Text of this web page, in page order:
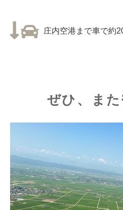
庄内空港まで車で約
ぜひ、また